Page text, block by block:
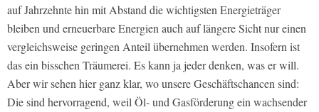
auf Jahrzehnte hin mit Abstand die wichtigsten Energieträger
bleiben und erneuerbare Energien auch auf längere Sicht nur einen
vergleichsweise geringen Anteil übernehmen werden. Insofern ist
das ein bisschen Träumerei. Es kann ja jeder denken, was er will.
Aber wir sehen hier ganz klar, wo unsere Geschäftschancen sind:
Die sind hervorragend, weil Öl- und Gasförderung ein wachsender